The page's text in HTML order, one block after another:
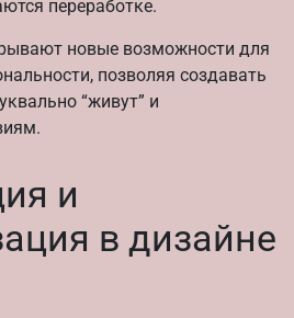
переработке.
новые возможности для
позволяя создавать
“живут” и
и
в дизайне